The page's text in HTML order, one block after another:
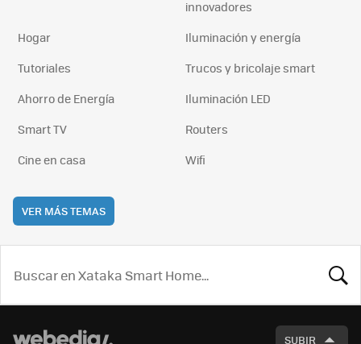
innovadores
Hogar
Iluminación y energía
Tutoriales
Trucos y bricolaje smart
Ahorro de Energía
Iluminación LED
Smart TV
Routers
Cine en casa
Wifi
VER MÁS TEMAS
SUBIR